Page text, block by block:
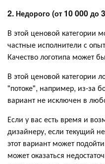
2. Недорого (от 10 000 до
В этой ценовой категории
частные исполнители с
Качество логотипа может
В этой ценовой категории
"потоке", например, из-за
вариант не исключен в
Если у вас есть время и
дизайнеру, если текущий
этот вариант может
может оказаться